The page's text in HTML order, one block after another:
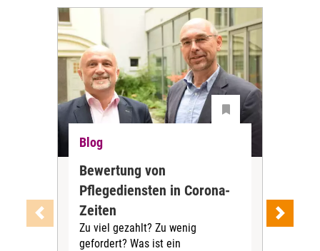
Blog
Bewertung von
Pflegediensten in Corona-
Zeiten
Zu viel gezahlt? Zu wenig
gefordert? Was ist ein